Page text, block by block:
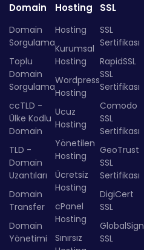
Domain
Domain
Sorgulama
Toplu
Domain
Sorgulama
ccTLD -
Ülke Kodlu
Domain
TLD -
Domain
Uzantıları
Domain
Transfer
Domain
Yönetimi
Hosting
Hosting
Kurumsal
Hosting
Wordpress
Hosting
Ucuz
Hosting
Yönetilen
Hosting
Ücretsiz
Hosting
cPanel
Hosting
Sınırsız
SSL
SSL
Sertifikası
RapidSSL
SSL
Sertifikası
Comodo
SSL
Sertifikası
GeoTrust
SSL
Sertifikası
DigiCert
SSL
GlobalSign
SSL